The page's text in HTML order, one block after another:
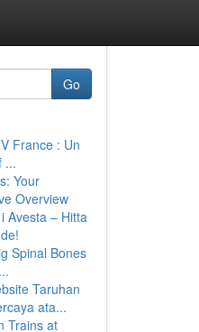
Go
France : Un
...
Your
Overview
Avesta – Hitta
Spinal Bones
Taruhan
ata...
Trains at